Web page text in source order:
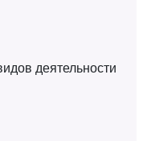
деятельности